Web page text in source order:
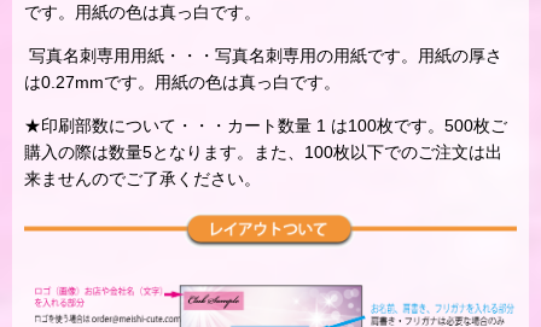
です。用紙の色は真っ白です。
写真名刺専用用紙・・・写真名刺専用の用紙です。用紙の厚さ
は0.27mmです。用紙の色は真っ白です。
★印刷部数について・・・カート数量 1 は100枚です。500枚ご
購入の際は数量5となります。また、100枚以下でのご注文は出
来ませんのでご了承ください。